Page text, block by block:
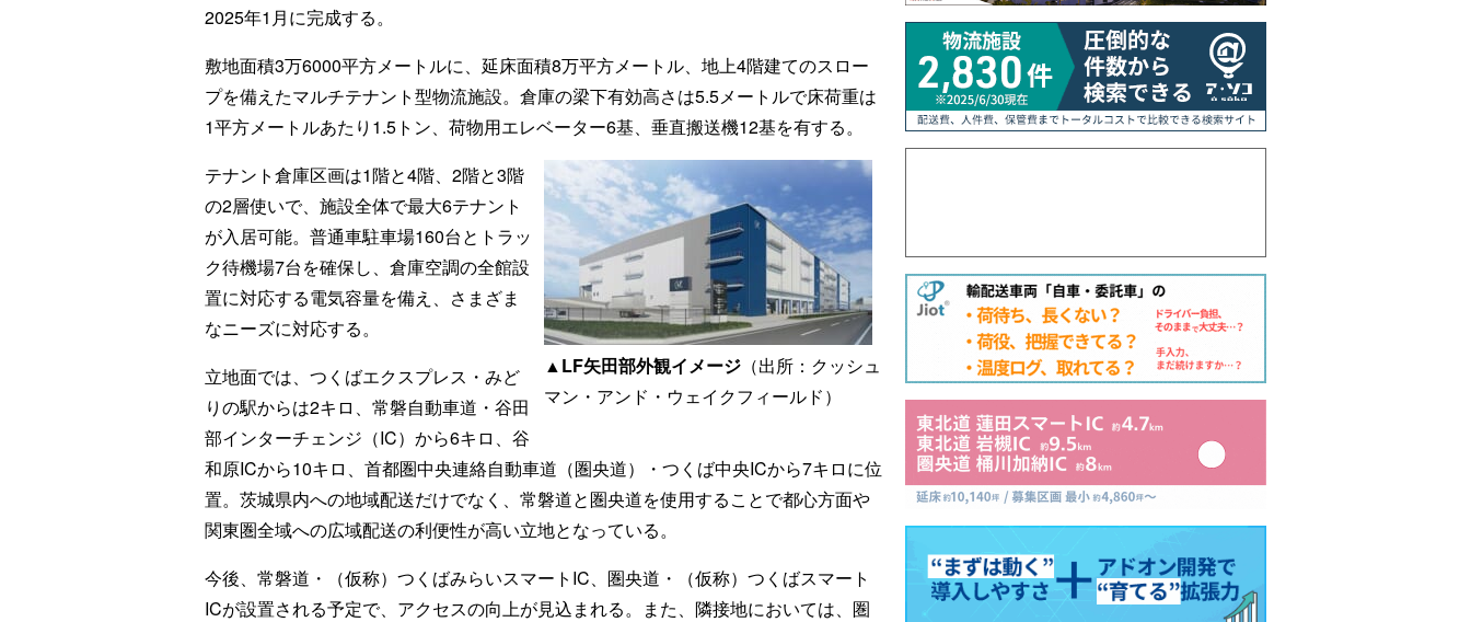
2025年1月に完成する。
敷地面積3万6000平方メートルに、延床面積8万平方メートル、地上4階建てのスロー
プを備えたマルチテナント型物流施設。倉庫の梁下有効高さは5.5メートルで床荷重は
1平方メートルあたり1.5トン、荷物用エレベーター6基、垂直搬送機12基を有する。
▲LF矢田部外観イメージ （出所：クッシュ
マン・アンド・ウェイクフィールド）
テナント倉庫区画は1階と4階、2階と3階
の2層使いで、施設全体で最大6テナント
が入居可能。普通車駐車場160台とトラッ
ク待機場7台を確保し、倉庫空調の全館設
置に対応する電気容量を備え、さまざま
なニーズに対応する。
立地面では、つくばエクスプレス・みど
りの駅からは2キロ、常磐自動車道・谷田
部インターチェンジ（IC）から6キロ、谷
和原ICから10キロ、首都圏中央連絡自動車道（圏央道）・つくば中央ICから7キロに位
置。茨城県内への地域配送だけでなく、常磐道と圏央道を使用することで都心方面や
関東圏全域への広域配送の利便性が高い立地となっている。
今後、常磐道・（仮称）つくばみらいスマートIC、圏央道・（仮称）つくばスマート
ICが設置される予定で、アクセスの向上が見込まれる。また、隣接地においては、圏